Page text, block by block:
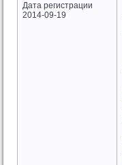
Дата регистрации
2014-09-19